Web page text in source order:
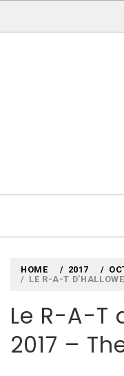
HOME 2017
LE R-A-T
Le R-A-T
2017 –